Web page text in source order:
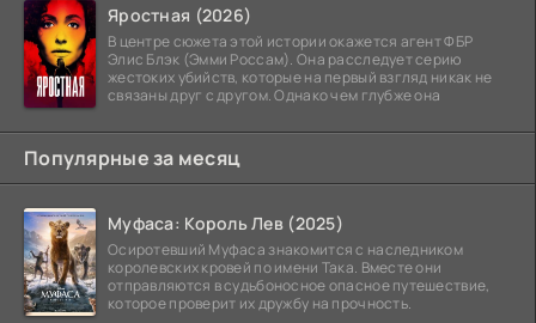
Яростная (2026)
В центре сюжета этой истории окажется агент ФБР
Элис Блэк (Эмми Россам). Она расследует серию
жестоких убийств, которые на первый взгляд никак не
связаны друг с другом. Однако чем глубже она
Популярные за месяц
Муфаса: Король Лев (2025)
Осиротевший Муфаса знакомится с наследником
королевских кровей по имени Така. Вместе они
отправляются в судьбоносное опасное путешествие,
которое проверит их дружбу на прочность.